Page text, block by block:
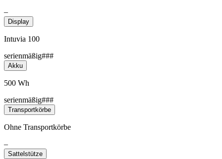
–
Display
Intuvia 100
serienmäßig###
Akku
500 Wh
serienmäßig###
Transportkörbe
Ohne Transportkörbe
–
Sattelstütze